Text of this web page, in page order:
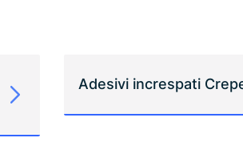
Adesivi increspati